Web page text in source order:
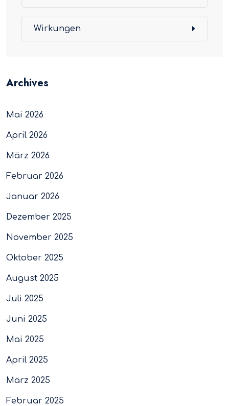
Wirkungen
Archives
Mai 2026
April 2026
März 2026
Februar 2026
Januar 2026
Dezember 2025
November 2025
Oktober 2025
August 2025
Juli 2025
Juni 2025
Mai 2025
April 2025
März 2025
Februar 2025